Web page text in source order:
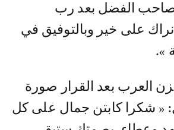
الفضل بعد رب
نراك على خير وبالتوفيق في
».
العرب بعد القرار صورة
« شكرا كابتن جمال على كل